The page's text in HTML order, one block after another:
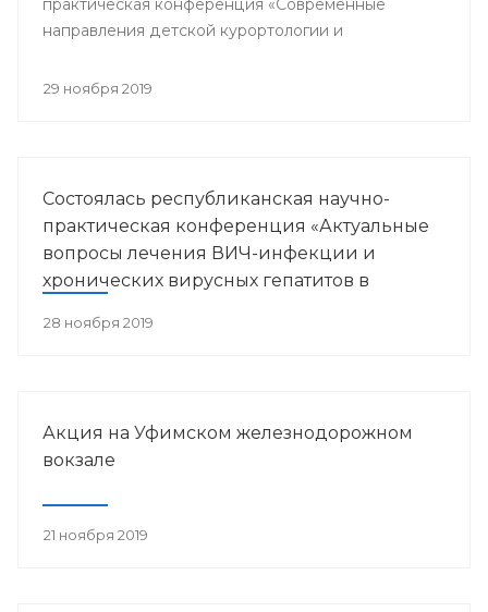
практическая конференция «Современные
направления детской курортологии и
29 ноября 2019
Состоялась республиканская научно-
практическая конференция «Актуальные
вопросы лечения ВИЧ-инфекции и
хронических вирусных гепатитов в
28 ноября 2019
Акция на Уфимском железнодорожном
вокзале
21 ноября 2019